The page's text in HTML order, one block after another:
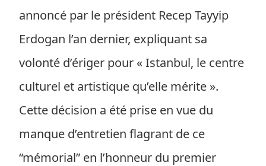
annoncé par le président Recep Tayyip
Erdogan l’an dernier, expliquant sa
volonté d’ériger pour « Istanbul, le centre
culturel et artistique qu’elle mérite ».
Cette décision a été prise en vue du
manque d’entretien flagrant de ce
“mémorial” en l’honneur du premier